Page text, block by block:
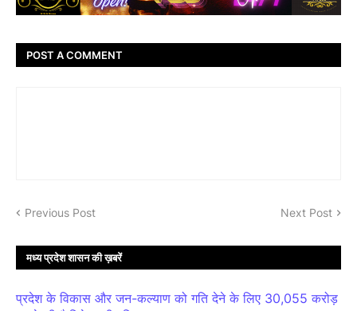
POST A COMMENT
Previous Post Next Post
मध्य प्रदेश शासन की ख़बरें
प्रदेश के विकास और जन-कल्याण को गति देने के लिए 30,055 करोड़